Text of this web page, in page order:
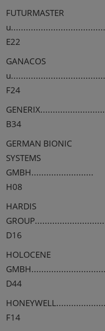
FUTURMASTER
E22
GANACOS
F24
B34
GERMAN BIONIC
SYSTEMS
GMBH.........................
H08
HARDIS
D16
HOLOCENE
D44
F14